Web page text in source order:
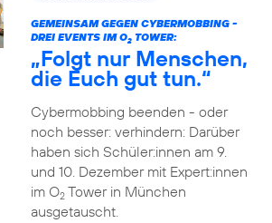
GEMEINSAM GEGEN CYBERMOBBING -
DREI EVENTS IM O2TOWER:
„Folgt nur Menschen,
die Euch gut tun.“
Cybermobbing beenden - oder
noch besser: verhindern: Darüber
haben sich Schüler:innen am 9.
und 10. Dezember mit Expert:innen
im O2Tower in München
ausgetauscht.